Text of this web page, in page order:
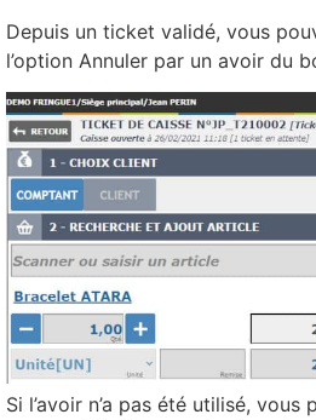
Depuis un ticket validé, vous
l’option Annuler par un avoir du
Si l’avoir n’a pas été utilisé,